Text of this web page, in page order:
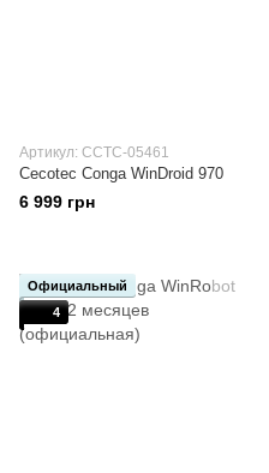
Артикул: CCTC-05461
Cecotec Conga WinDroid 970
6 999 грн
Официальный
4